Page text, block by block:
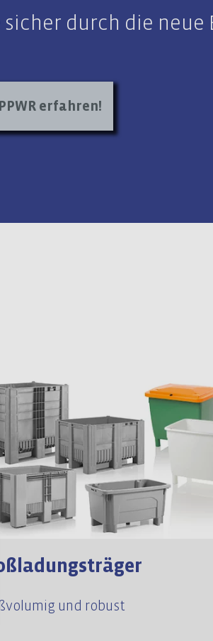
durch die neue
erfahren!
und robust